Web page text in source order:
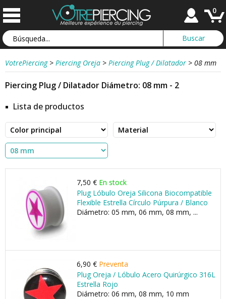
0
VotrePiercing > Piercing Oreja > Piercing Plug / Dilatador > 08 mm
Piercing Plug / Dilatador Diámetro: 08 mm - 2
Lista de productos
7,50 € En stock
Plug Lóbulo Oreja Silicona Biocompatible
Flexible Estrella Círculo Púrpura / Blanco
Diámetro: 05 mm, 06 mm, 08 mm, ...
6,90 € Preventa
Plug Oreja / Lóbulo Acero Quirúrgico 316L
Estrella Rojo
Diámetro: 06 mm, 08 mm, 10 mm